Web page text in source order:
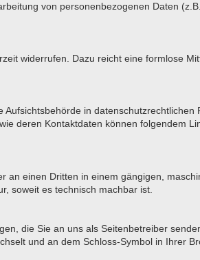
von personenbezogenen Daten
widerrufen. Dazu reicht eine formlose
in datenschutzrechtlichen
deren Kontaktdaten können folgendem
an einen Dritten in einem gängigen,
soweit es technisch machbar ist.
die Sie an uns als Seitenbetreiber
und an dem Schloss-Symbol in Ihrer